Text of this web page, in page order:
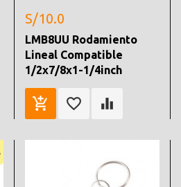
S/10.0
LMB8UU Rodamiento
Lineal Compatible
1/2x7/8x1-1/4inch